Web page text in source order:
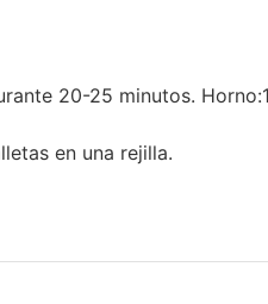
20-25 minutos.
en una rejilla.